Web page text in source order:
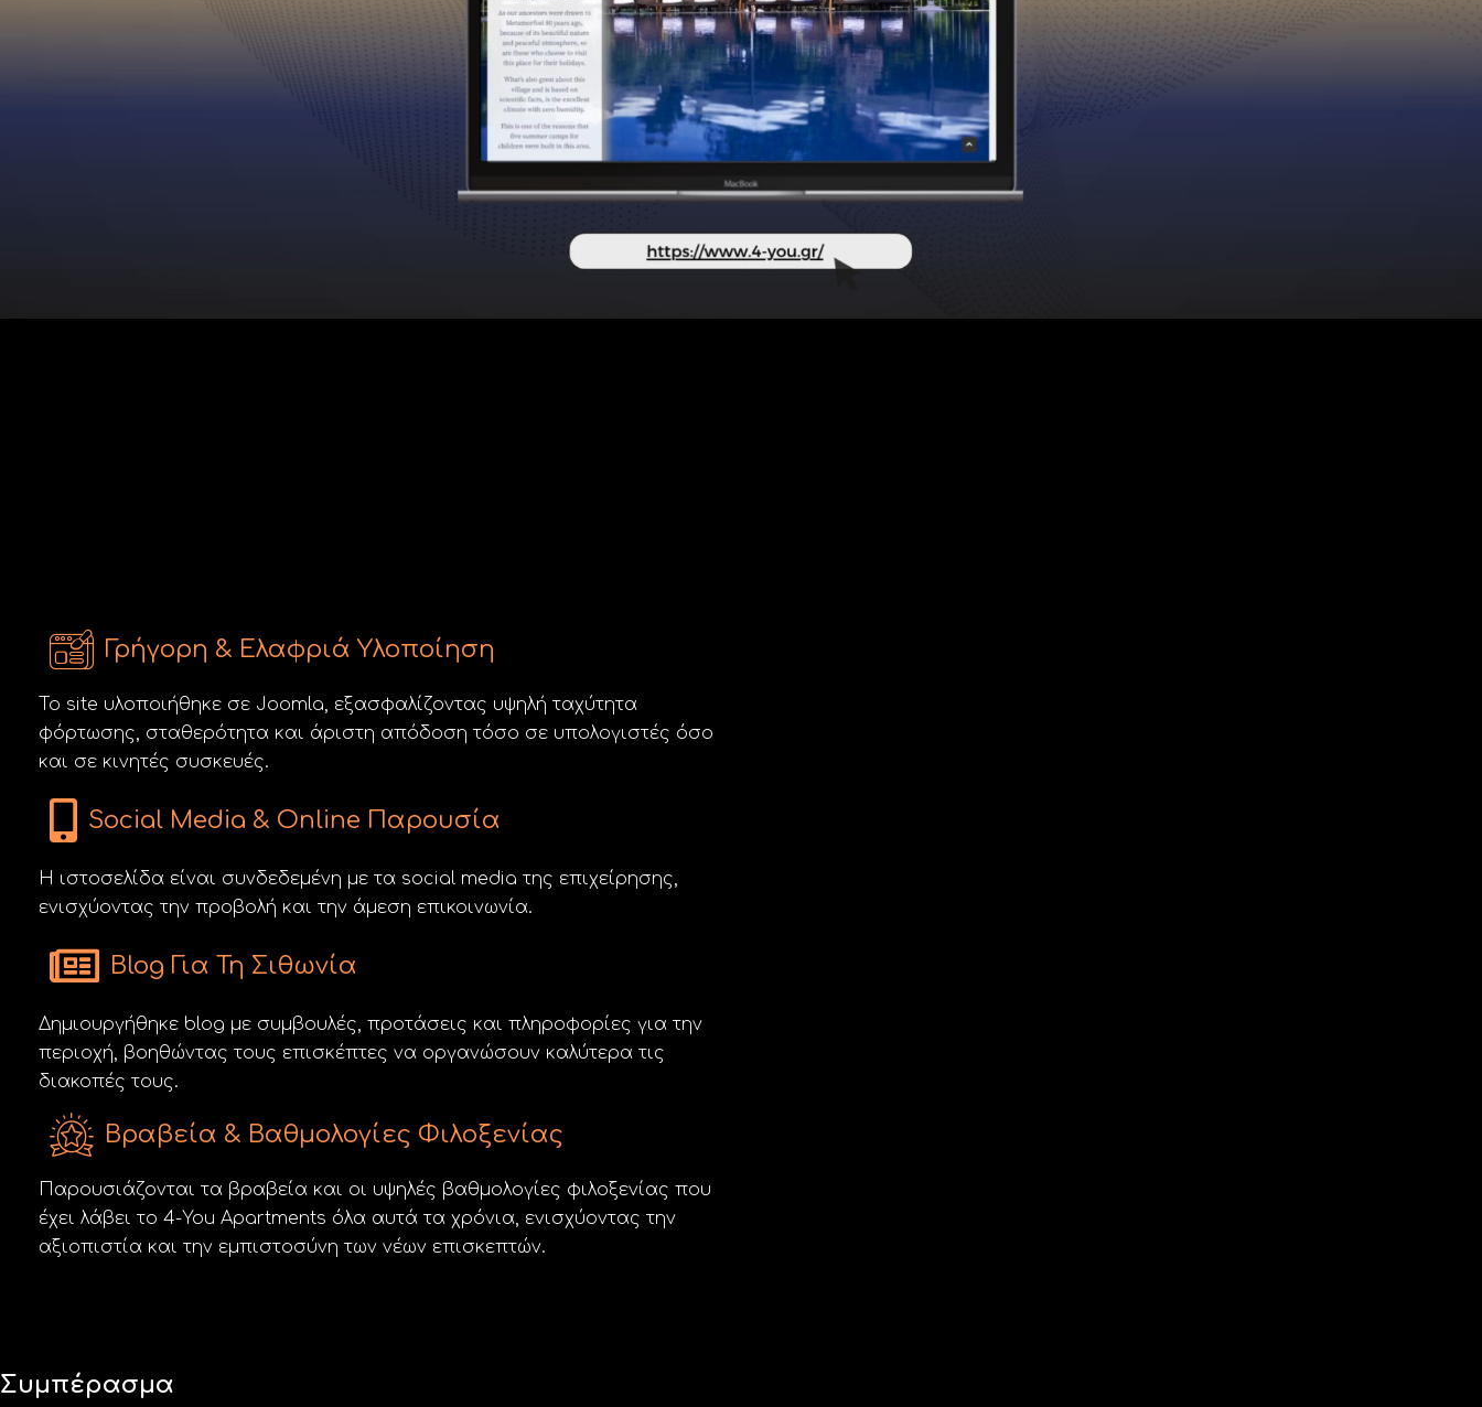
Γρήγορη & Ελαφριά Υλοποίηση
Το site υλοποιήθηκε σε Joomla, εξασφαλίζοντας υψηλή ταχύτητα
φόρτωσης, σταθερότητα και άριστη απόδοση τόσο σε υπολογιστές όσο
και σε κινητές συσκευές.
Social Media & Online Παρουσία
Η ιστοσελίδα είναι συνδεδεμένη με τα social media της επιχείρησης,
ενισχύοντας την προβολή και την άμεση επικοινωνία.
Blog Για Τη Σιθωνία
Δημιουργήθηκε blog με συμβουλές, προτάσεις και πληροφορίες για την
περιοχή, βοηθώντας τους επισκέπτες να οργανώσουν καλύτερα τις
διακοπές τους.
Βραβεία & Βαθμολογίες Φιλοξενίας
Παρουσιάζονται τα βραβεία και οι υψηλές βαθμολογίες φιλοξενίας που
έχει λάβει το 4-You Apartments όλα αυτά τα χρόνια, ενισχύοντας την
αξιοπιστία και την εμπιστοσύνη των νέων επισκεπτών.